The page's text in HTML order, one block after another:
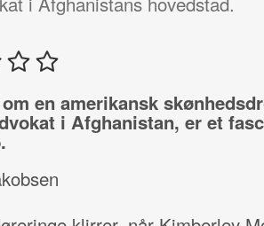
en amerikansk
i Afghanistan, er et